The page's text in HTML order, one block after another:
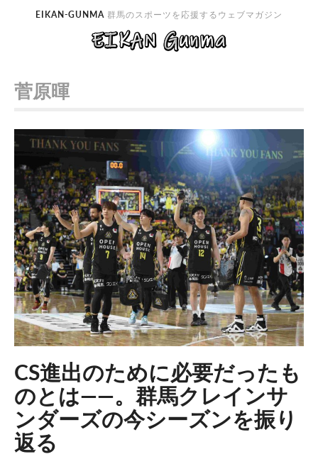
EIKAN-GUNMA 群馬のスポーツを応援するウェブマガジン
菅原暉
CS進出のために必要だったも
のとは――。群馬クレインサ
ンダーズの今シーズンを振り
返る